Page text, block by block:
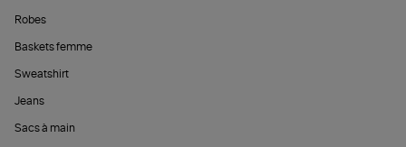
Robes
Baskets femme
Sweatshirt
Jeans
Sacs à main